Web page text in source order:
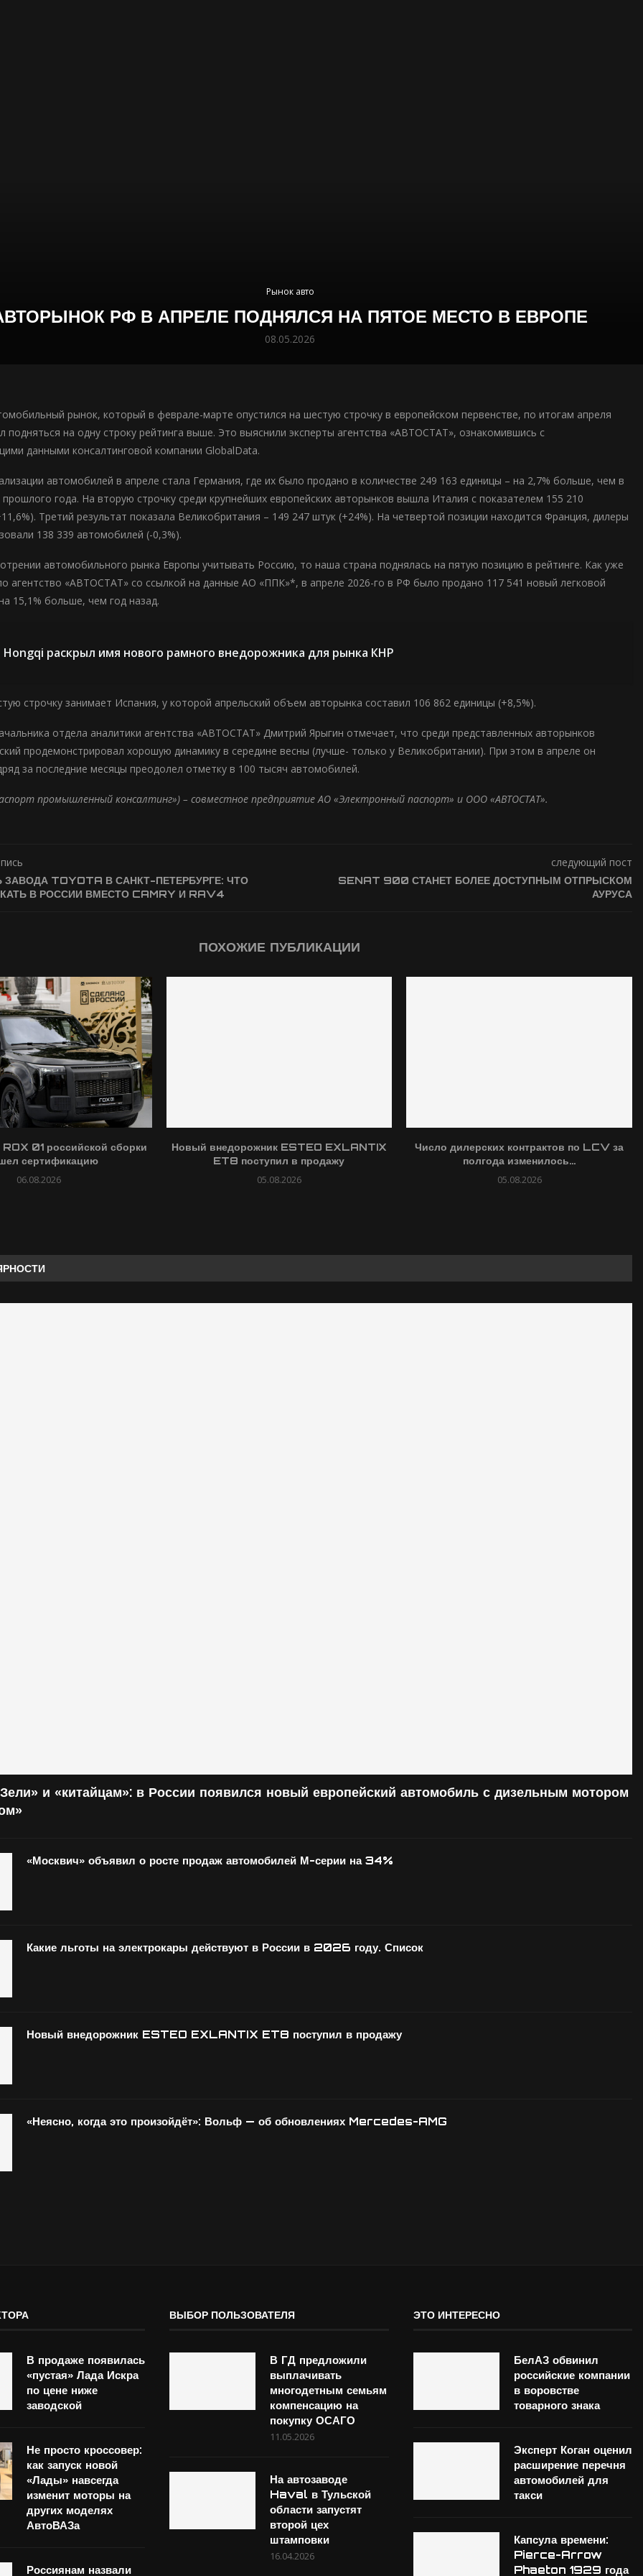
Рынок авто
РФ В АПРЕЛЕ ПОДНЯЛСЯ НА ПЯТОЕ МЕСТО В ЕВРОПЕ
08.05.2026
рынок, который в феврале-марте опустился на шестую строчку в европейском первенстве, по итогам апреля
подняться на одну строку рейтинга выше. Это выяснили эксперты агентства «АВТОСТАТ», ознакомившись с
данными консалтинговой компании GlobalData.
автомобилей в апреле стала Германия, где их было продано в количестве 249 163 единицы – на 2,7% больше, чем в
года. На вторую строчку среди крупнейших европейских авторынков вышла Италия с показателем 155 210
Третий результат показала Великобритания – 149 247 штук (+24%). На четвертой позиции находится Франция, дилеры
138 339 автомобилей (-0,3%).
автомобильного рынка Европы учитывать Россию, то наша страна поднялась на пятую позицию в рейтинге. Как уже
агентство «АВТОСТАТ» со ссылкой на данные АО «ППК»*, в апреле 2026-го в РФ было продано 117 541 новый легковой
15,1% больше, чем год назад.
Hongqi раскрыл имя нового рамного внедорожника для рынка КНР
строчку занимает Испания, у которой апрельский объем авторынка составил 106 862 единицы (+8,5%).
отдела аналитики агентства «АВТОСТАТ» Дмитрий Ярыгин отмечает, что среди представленных авторынков
продемонстрировал хорошую динамику в середине весны (лучше- только у Великобритании). При этом в апреле он
за последние месяцы преодолел отметку в 100 тысяч автомобилей.
промышленный консалтинг») – совместное предприятие АО «Электронный паспорт» и ООО «АВТОСТАТ».
TOYOTA В САНКТ-ПЕТЕРБУРГЕ: ЧТО
В РОССИИ ВМЕСТО CAMRY И RAV4
следующий пост
SENAT 900 СТАНЕТ БОЛЕЕ ДОСТУПНЫМ ОТПРЫСКОМ
АУРУСА
ПОХОЖИЕ ПУБЛИКАЦИИ
01 российской сборки
сертификацию
06.08.2026
Новый внедорожник ESTEO EXLANTIX
ET8 поступил в продажу
05.08.2026
Число дилерских контрактов по LCV за
полгода изменилось...
05.08.2026
и «китайцам»: в России появился новый европейский автомобиль с дизельным мотором
«Москвич» объявил о росте продаж автомобилей М-серии на 34%
Какие льготы на электрокары действуют в России в 2026 году. Список
Новый внедорожник ESTEO EXLANTIX ET8 поступил в продажу
«Неясно, когда это произойдёт»: Вольф — об обновлениях Mercedes-AMG
В продаже появилась
«пустая» Лада Искра
по цене ниже
заводской
Не просто кроссовер:
как запуск новой
«Лады» навсегда
изменит моторы на
других моделях
АвтоВАЗа
Россиянам назвали
ВЫБОР ПОЛЬЗОВАТЕЛЯ
В ГД предложили
выплачивать
многодетным семьям
компенсацию на
покупку ОСАГО
11.05.2026
На автозаводе
Haval в Тульской
области запустят
второй цех
штамповки
16.04.2026
ЭТО ИНТЕРЕСНО
БелАЗ обвинил
российские компании
в воровстве
товарного знака
Эксперт Коган оценил
расширение перечня
автомобилей для
такси
Капсула времени:
Pierce-Arrow
Phaeton 1929 года